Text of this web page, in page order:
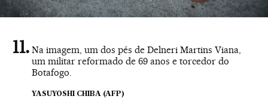
Na imagem, um dos pés de Delneri Martins Viana,
um militar reformado de 69 anos e torcedor do
Botafogo.
YASUYOSHI CHIBA (AFP)